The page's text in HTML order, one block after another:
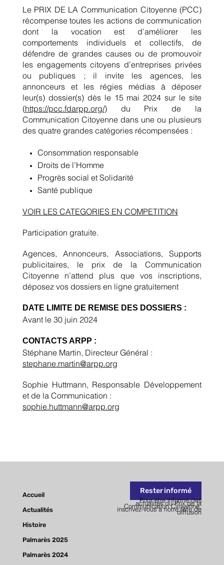
Le PRIX DE LA Communication Citoyenne (PCC)
récompense toutes les actions de communication
dont la vocation est d’améliorer les
comportements individuels et collectifs, de
défendre de grandes causes ou de promouvoir
les engagements citoyens d’entreprises privées
ou publiques ; il invite les agences, les
annonceurs et les régies médias à déposer
leur(s) dossier(s) dès le 15 mai 2024 sur le site
(https://pcc.fdarpp.org/) du Prix de la
Communication Citoyenne dans une ou plusieurs
des quatre grandes catégories récompensées :
Consommation responsable
Droits de l’Homme
Progrès social et Solidarité
Santé publique
VOIR LES CATEGORIES EN COMPETITION
Participation gratuite.
Agences, Annonceurs, Associations, Supports
publicitaires, le prix de la Communication
Citoyenne n’attend plus que vos inscriptions,
déposez vos dossiers en ligne gratuitement
DATE LIMITE DE REMISE DES DOSSIERS :
Avant le 30 juin 2024
CONTACTS ARPP :
Stéphane Martin, Directeur Général :
stephane.martin@arpp.org
Sophie Huttmann, Responsable Développement
et de la Communication :
sophie.huttmann@arpp.org
Accueil
Actualités
Histoire
Palmarès 2025
Palmarès 2024
Rester informé
Pour être informé des
actualités du Prix de la
Communication Citoyenne,
inscrivez-vous à notre liste de
diffusion